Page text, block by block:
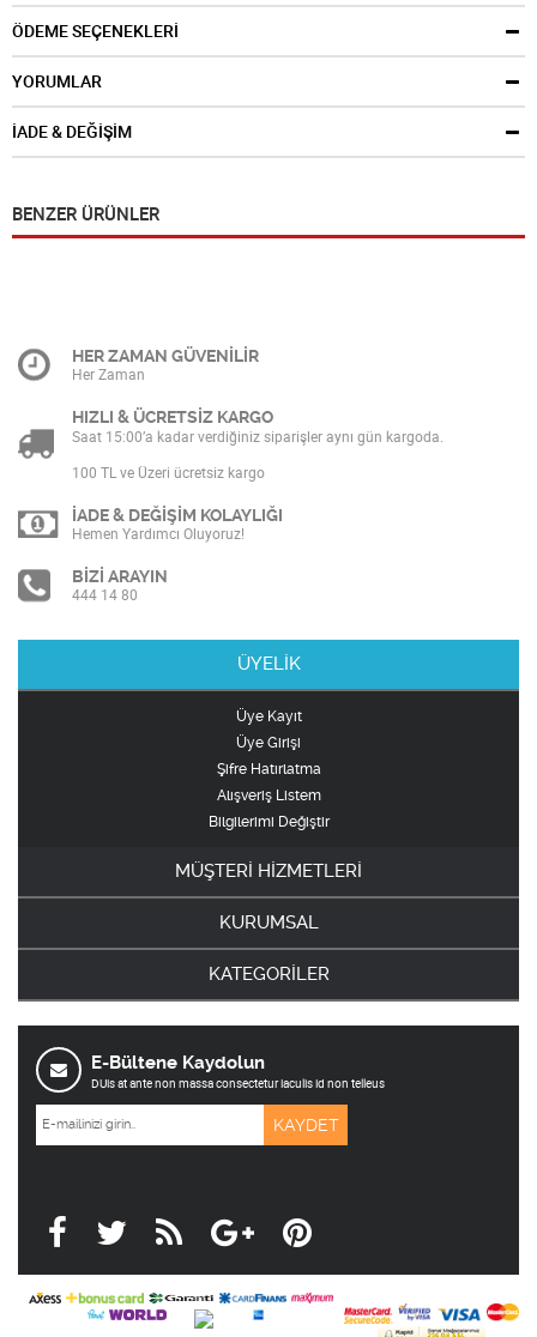
ÖDEME SEÇENEKLERİ
YORUMLAR
İADE & DEĞİŞİM
BENZER ÜRÜNLER
HER ZAMAN GÜVENİLİR
Her Zaman
HIZLI & ÜCRETSİZ KARGO
Saat 15:00’a kadar verdiğiniz siparişler aynı gün kargoda.
100 TL ve Üzeri ücretsiz kargo
İADE & DEĞİŞİM KOLAYLIĞI
Hemen Yardımcı Oluyoruz!
BİZİ ARAYIN
444 14 80
ÜYELİK
Üye Kayıt
Üye Girişi
Şifre Hatırlatma
Alışveriş Listem
Bilgilerimi Değiştir
MÜŞTERİ HİZMETLERİ
KURUMSAL
KATEGORİLER
E-Bültene Kaydolun
DUis at ante non massa consectetur iaculis id non telleus